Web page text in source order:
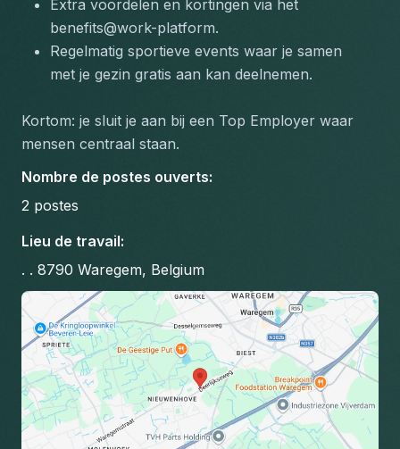
Extra voordelen en kortingen via het
benefits@work-platform.
Regelmatig sportieve events waar je samen
met je gezin gratis aan kan deelnemen.
Kortom: je sluit je aan bij een Top Employer waar
mensen centraal staan.
Nombre de postes ouverts:
2 postes
Lieu de travail:
. . 8790 Waregem, Belgium